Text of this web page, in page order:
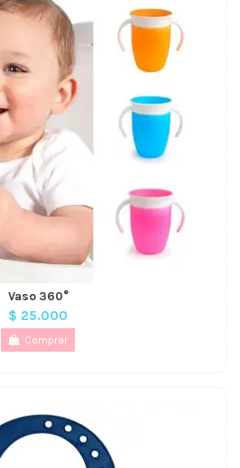
Vaso 360°
$ 25.000
Comprar